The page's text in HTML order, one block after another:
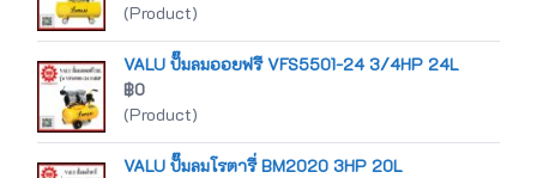
(Product)
VALU ปั๊มลมออยฟรี VFS5501-24 3/4HP 24L
฿0
(Product)
VALU ปั๊มลมโรตารี่ BM2020 3HP 20L